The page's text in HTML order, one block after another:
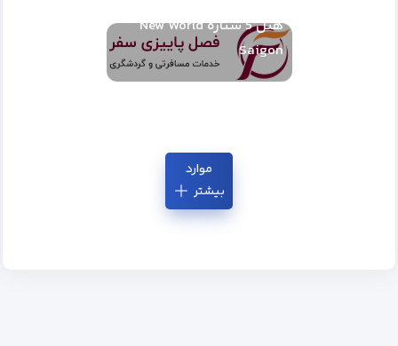
هتل 5 ستاره New World
Saigon
موارد
بیشتر